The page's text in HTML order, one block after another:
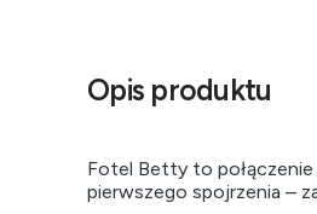
Opis produktu
Fotel Betty to
pierwszego spojrzenia –